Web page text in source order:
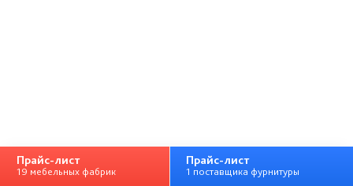
Прайс-лист
19 мебельных фабрик
Прайс-лист
1 поставщика фурнитуры